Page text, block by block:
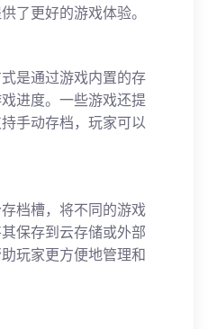
了更好的游戏体验。
是通过游戏内置的存
进度。一些游戏还提
手动存档，玩家可以
档槽，将不同的游戏
保存到云存储或外部
玩家更方便地管理和